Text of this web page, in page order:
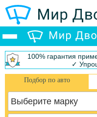
100% гарантия
✓
Подбор по авто
Выберите марку